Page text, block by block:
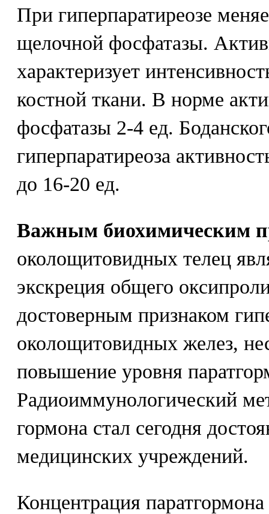
При гиперпаратиреозе
щелочной фосфатазы.
характеризует
костной ткани. В норме
фосфатазы 2-4 ед.
гиперпаратиреоза
до 16-20 ед.
Важным биохимическим
околощитовидных телец
экскреция общего
достоверным признаком
околощитовидных желез,
повышение уровня
Радиоиммунологический
гормона стал сегодня
медицинских учреждений.
Концентрация